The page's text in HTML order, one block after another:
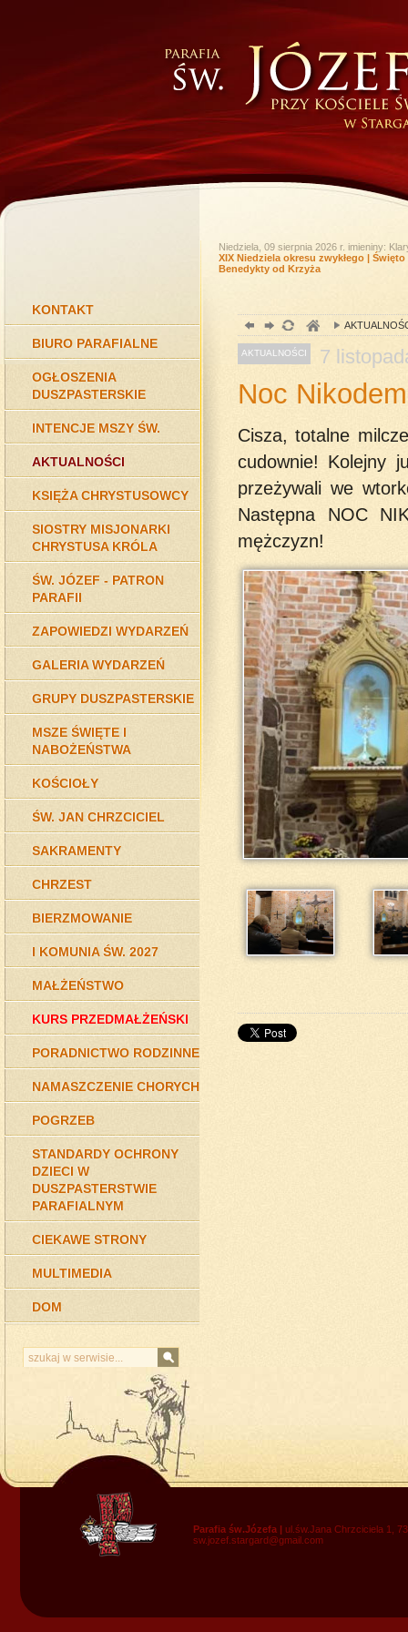
Niedziela, 09 sierpnia 2026 r. imieniny:
XIX Niedziela okresu zwykłego | Święto
Benedykty od Krzyża
KONTAKT
BIURO PARAFIALNE
OGŁOSZENIA
DUSZPASTERSKIE
INTENCJE MSZY ŚW.
AKTUALNOŚCI
KSIĘŻA CHRYSTUSOWCY
SIOSTRY MISJONARKI
CHRYSTUSA KRÓLA
ŚW. JÓZEF - PATRON
PARAFII
ZAPOWIEDZI WYDARZEŃ
GALERIA WYDARZEŃ
GRUPY DUSZPASTERSKIE
MSZE ŚWIĘTE I
NABOŻEŃSTWA
KOŚCIOŁY
ŚW. JAN CHRZCICIEL
SAKRAMENTY
CHRZEST
BIERZMOWANIE
I KOMUNIA ŚW. 2027
MAŁŻEŃSTWO
KURS PRZEDMAŁŻEŃSKI
PORADNICTWO RODZINNE
NAMASZCZENIE CHORYCH
POGRZEB
STANDARDY OCHRONY
DZIECI W
DUSZPASTERSTWIE
PARAFIALNYM
CIEKAWE STRONY
MULTIMEDIA
DOM
AKTUALNOŚCI 7
Noc
Cisza, totalne
cudownie! Kolejny
przeżywali we
Następna NOC
mężczyzn!
Parafia św.Józefa | ul.św.Jana Chrzciciela 1,
sw.jozef.stargard@gmail.com